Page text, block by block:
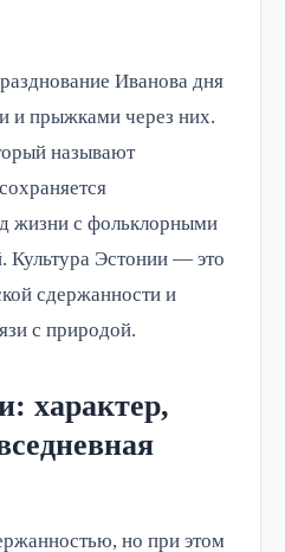
Иванова дня
и прыжками через них.
называют
жизни с фольклорными
Культура Эстонии — это
сдержанности и
с природой.
характер,
но при этом